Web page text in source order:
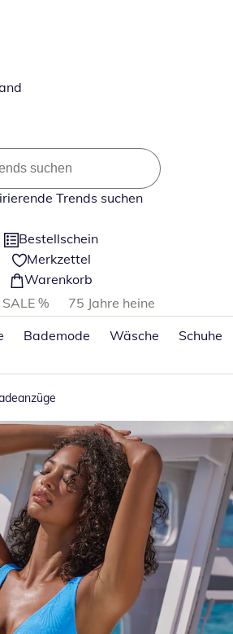
Trends suchen
Bestellschein
Merkzettel
Warenkorb
SALE %
75 Jahre heine
Bademode Wäsche Schuhe